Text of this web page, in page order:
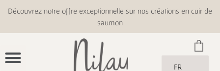
Découvrez notre offre exceptionnelle sur nos créations en cuir de
saumon
FR